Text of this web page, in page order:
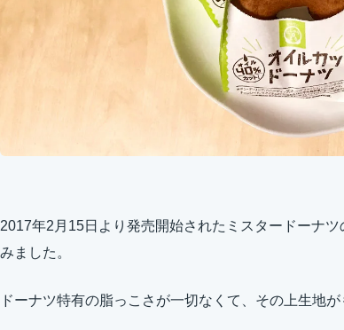
2017年2月15日より発売開始されたミスタードーナ
みました。
ドーナツ特有の脂っこさが一切なくて、その上生地